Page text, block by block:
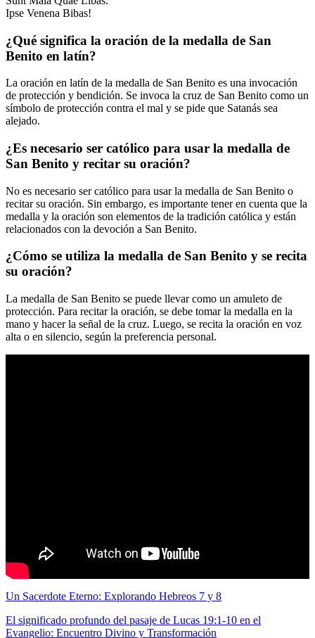
Ipse Venena Bibas!
¿Qué significa la oración de la medalla de San
Benito en latín?
La oración en latín de la medalla de San Benito es una invocación
de protección y bendición. Se invoca la cruz de San Benito como un
símbolo de protección contra el mal y se pide que Satanás sea
alejado.
¿Es necesario ser católico para usar la medalla de
San Benito y recitar su oración?
No es necesario ser católico para usar la medalla de San Benito o
recitar su oración. Sin embargo, es importante tener en cuenta que la
medalla y la oración son elementos de la tradición católica y están
relacionados con la devoción a San Benito.
¿Cómo se utiliza la medalla de San Benito y se recita
su oración?
La medalla de San Benito se puede llevar como un amuleto de
protección. Para recitar la oración, se debe tomar la medalla en la
mano y hacer la señal de la cruz. Luego, se recita la oración en voz
alta o en silencio, según la preferencia personal.
Un Sacerdote Eterno: Explorando Hebreos 7 y 8
El significado profundo del pasaje de Lucas 19:1-10 en el
Evangelio: Encuentro Divino y Transformación